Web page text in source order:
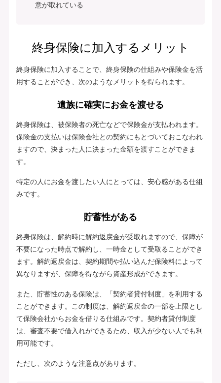
意が取れている
終身保険に加入するメリット
終身保険に加入することで、終身保険の仕組みや保険金を活
用することができ、次のようなメリットを得られます。
遺族に確実にお金を渡せる
終身保険は、被保険者の死亡などで保険金が支払われます。
保険金の支払いは保険会社との契約にもとづいておこなわれ
ますので、決まった人に決まった金額を渡すことができま
す。
特定の人にお金を渡したい人にとっては、安心感がある仕組
みです。
貯蓄性がある
終身保険は、解約時に解約返戻金が受取れますので、保障が
不要になった時点で解約し、一時金として受取ることができ
ます。解約返戻金は、契約期間や払い込んだ保険料によって
異なりますが、保障を得ながら資産形成ができます。
また、貯蓄性のある保険は、「契約者貸付制度」を利用する
ことができます。この制度は、解約返戻金の一部を上限とし
て保険会社からお金を借りる仕組みです。契約者貸付制度
は、審査不要で借入れができるため、収入が少ない人でも利
用可能です。
ただし、次のような注意点があります。